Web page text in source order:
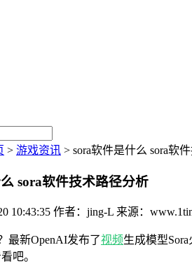
> 游戏资讯 > sora软件是什么 sora软
sora软件技术路径分析
10:43:35 作者：jing-L 来源：
最新OpenAI发布了视频生成模型
吧。